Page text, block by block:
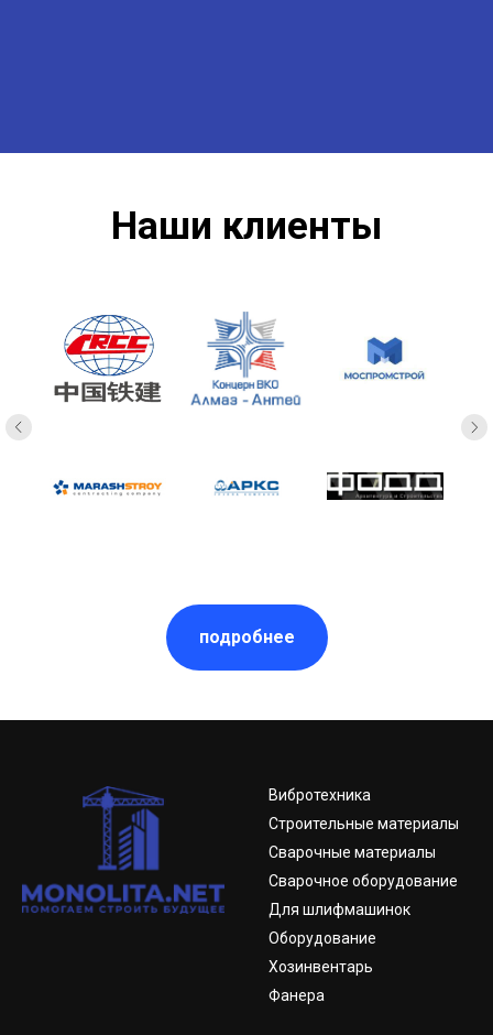
Наши клиенты
подробнее
Вибротехника
Строительные материалы
Сварочные материалы
Сварочное оборудование
Для шлифмашинок
Оборудование
Хозинвентарь
Фанера